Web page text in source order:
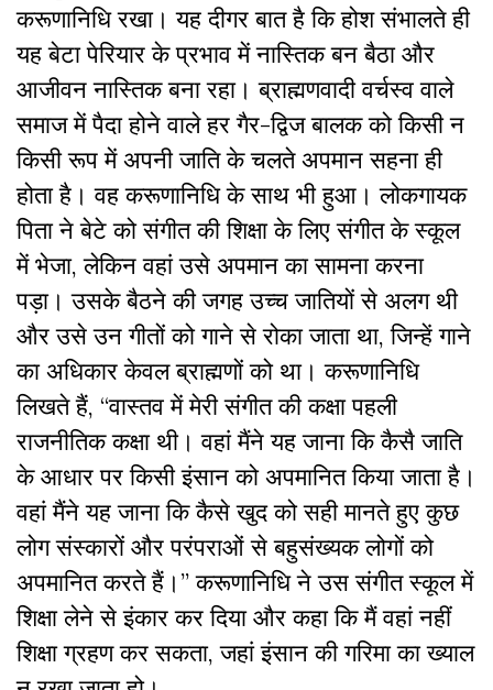
करूणानिधि रखा। यह दीगर बात है कि होश संभालते ही
यह बेटा पेरियार के प्रभाव में नास्तिक बन बैठा और
आजीवन नास्तिक बना रहा। ब्राह्मणवादी वर्चस्व वाले
समाज में पैदा होने वाले हर गैर-द्विज बालक को किसी न
किसी रूप में अपनी जाति के चलते अपमान सहना ही
होता है। वह करूणानिधि के साथ भी हुआ। लोकगायक
पिता ने बेटे को संगीत की शिक्षा के लिए संगीत के स्कूल
में भेजा, लेकिन वहां उसे अपमान का सामना करना
पड़ा। उसके बैठने की जगह उच्च जातियों से अलग थी
और उसे उन गीतों को गाने से रोका जाता था, जिन्हें गाने
का अधिकार केवल ब्राह्मणों को था। करूणानिधि
लिखते हैं, “वास्तव में मेरी संगीत की कक्षा पहली
राजनीतिक कक्षा थी। वहां मैंने यह जाना कि कैसै जाति
के आधार पर किसी इंसान को अपमानित किया जाता है।
वहां मैंने यह जाना कि कैसे खुद को सही मानते हुए कुछ
लोग संस्कारों और परंपराओं से बहुसंख्यक लोगों को
अपमानित करते हैं।” करूणानिधि ने उस संगीत स्कूल में
शिक्षा लेने से इंकार कर दिया और कहा कि मैं वहां नहीं
शिक्षा ग्रहण कर सकता, जहां इंसान की गरिमा का ख्याल